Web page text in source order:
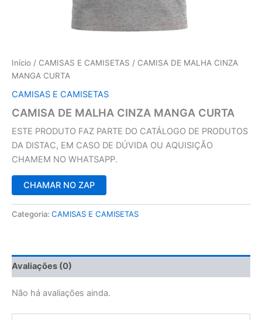
Início / CAMISAS E CAMISETAS / CAMISA DE MALHA CINZA
MANGA CURTA
CAMISAS E CAMISETAS
CAMISA DE MALHA CINZA MANGA CURTA
ESTE PRODUTO FAZ PARTE DO CATÁLOGO DE PRODUTOS
DA DISTAC, EM CASO DE DÚVIDA OU AQUISIÇÃO
CHAMEM NO WHATSAPP.
CHAMAR NO ZAP
Categoria: CAMISAS E CAMISETAS
Avaliações (0)
Não há avaliações ainda.